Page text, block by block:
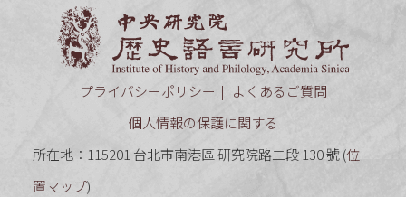
プライバシーポリシー
よくあるご質問
個人情報の保護に関する
所在地：115201 台北市南港區 研究院路二段 130 號 (位
置マップ)